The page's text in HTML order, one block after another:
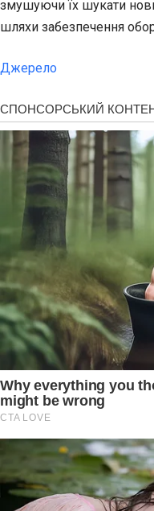
змушуючи їх шукати
шляхи забезпечення
Джерело